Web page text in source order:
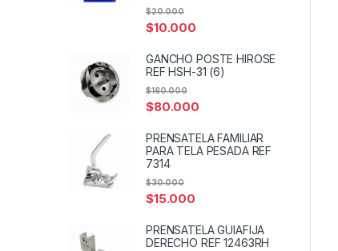
$10.000
$20.000
GANCHO POSTE HIROSE
REF HSH-31 (6)
$80.000
$160.000
PRENSATELA FAMILIAR
PARA TELA PESADA REF
7314
$15.000
$30.000
PRENSATELA GUIAFIJA
DERECHO REF 12463RH